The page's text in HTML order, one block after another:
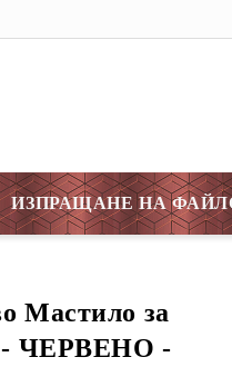
ИЗПРАЩАНЕ НА
Мастило за
- ЧЕРВЕНО -